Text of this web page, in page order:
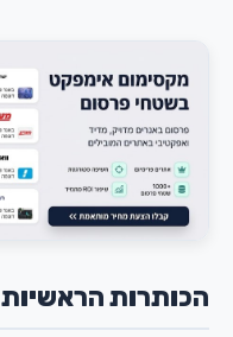
הכותרות הראשיות